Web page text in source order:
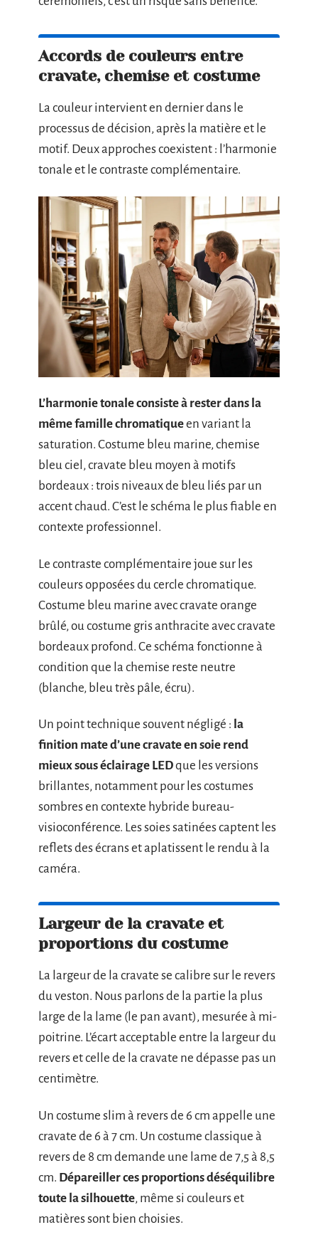
Accords de couleurs entre
cravate, chemise et costume
La couleur intervient en dernier dans le
processus de décision, après la matière et le
motif. Deux approches coexistent : l’harmonie
tonale et le contraste complémentaire.
L’harmonie tonale consiste à rester dans la
même famille chromatiqueen variant la
saturation. Costume bleu marine, chemise
bleu ciel, cravate bleu moyen à motifs
bordeaux : trois niveaux de bleu liés par un
accent chaud. C’est le schéma le plus fiable en
contexte professionnel.
Le contraste complémentaire joue sur les
couleurs opposées du cercle chromatique.
Costume bleu marine avec cravate orange
brûlé, ou costume gris anthracite avec cravate
bordeaux profond. Ce schéma fonctionne à
condition que la chemise reste neutre
(blanche, bleu très pâle, écru).
Un point technique souvent négligé : la
finition mate d’une cravate en soie rend
mieux sous éclairage LEDque les versions
brillantes, notamment pour les costumes
sombres en contexte hybride bureau-
visioconférence. Les soies satinées captent les
reflets des écrans et aplatissent le rendu à la
caméra.
Largeur de la cravate et
proportions du costume
La largeur de la cravate se calibre sur le revers
du veston. Nous parlons de la partie la plus
large de la lame (le pan avant), mesurée à mi-
poitrine. L’écart acceptable entre la largeur du
revers et celle de la cravate ne dépasse pas un
centimètre.
Un costume slim à revers de 6 cm appelle une
cravate de 6 à 7 cm. Un costume classique à
revers de 8 cm demande une lame de 7,5 à 8,5
cm. Dépareiller ces proportions déséquilibre
toute la silhouette, même si couleurs et
matières sont bien choisies.